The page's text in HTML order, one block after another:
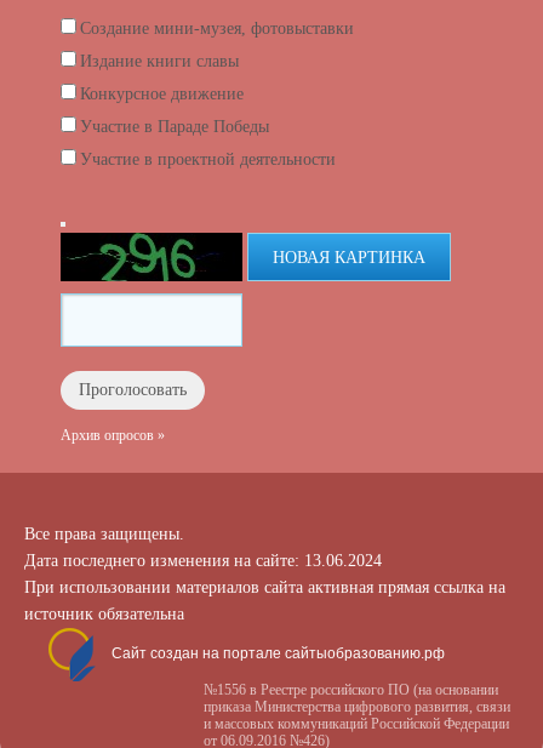
Создание мини-музея, фотовыставки
Издание книги славы
Конкурсное движение
Участие в Параде Победы
Участие в проектной деятельности
НОВАЯ КАРТИНКА
Архив опросов »
Все права защищены.
Дата последнего изменения на сайте: 13.06.2024
При использовании материалов сайта активная прямая ссылка на
источник обязательна
Сайт создан на портале сайтыобразованию.рф
№1556 в Реестре российского ПО (на основании
приказа Министерства цифрового развития, связи
и массовых коммуникаций Российской Федерации
от 06.09.2016 №426)